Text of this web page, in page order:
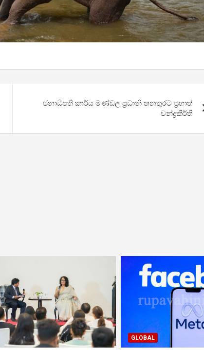
ජනාධිපති කාර්ය මණ්ඩල ප්‍රධානී තනතුරට ප්‍රභාත්
චන්ද්‍රකීර්ති
GLOBAL